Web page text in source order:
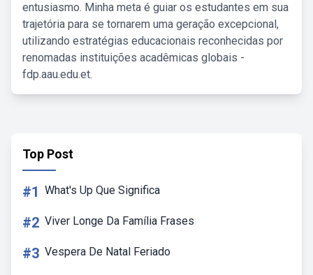
entusiasmo. Minha meta é guiar os estudantes em sua
trajetória para se tornarem uma geração excepcional,
utilizando estratégias educacionais reconhecidas por
renomadas instituições acadêmicas globais -
fdp.aau.edu.et.
Top Post
#1 What's Up Que Significa
#2 Viver Longe Da Família Frases
#3 Vespera De Natal Feriado